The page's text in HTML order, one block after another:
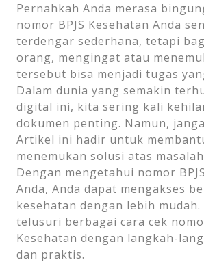
Pernahkah Anda merasa
nomor BPJS Kesehatan Anda
terdengar sederhana, tetapi
orang, mengingat atau
tersebut bisa menjadi tugas
Dalam dunia yang semakin
digital ini, kita sering kali
dokumen penting. Namun,
Artikel ini hadir untuk
menemukan solusi atas
Dengan mengetahui nomor
Anda, Anda dapat mengakses
kesehatan dengan lebih
telusuri berbagai cara cek
Kesehatan dengan langkah-
dan praktis.